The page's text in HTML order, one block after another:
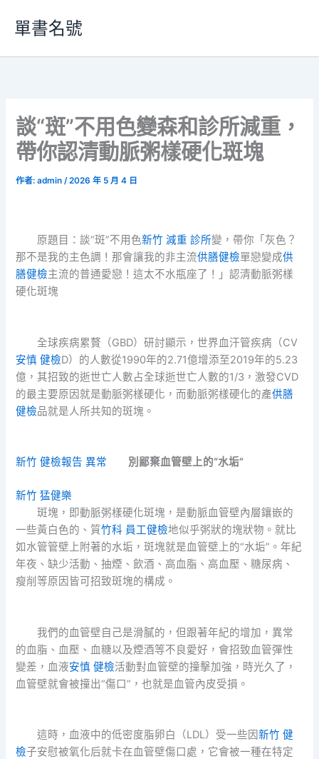
要
單書名號
談“斑”不用色變森和診所減重，
帶你認清動脈粥樣硬化斑塊
作者:admin/2026 年 5 月 4 日
原題目：談“斑”不用色新竹 減重 診所變，帶你「灰色？
那不是我的主色調！那會讓我的非主流供膳健檢單戀變成供
膳健檢主流的普通愛戀！這太不水瓶座了！」認清動脈粥樣
硬化斑塊
全球疾病累贅（GBD）研討顯示，世界血汗管疾病（CV
安慎 健檢D）的人數從1990年的2.71億增添至2019年的5.23
億，其招致的逝世亡人數占全球逝世亡人數的1/3，激發CVD
的最主要原因就是動脈粥樣硬化，而動脈粥樣硬化的產供膳
健檢品就是人所共知的斑塊。
新竹 健檢報告 異常 別鄙棄血管壁上的“水垢”
新竹 猛健樂
斑塊，即動脈粥樣硬化斑塊，是動脈血管壁內層鑲嵌的
一些黃白色的、質竹科 員工健檢地似乎粥狀的塊狀物。就比
如水管管壁上附著的水垢，斑塊就是血管壁上的“水垢”。年紀
年夜、缺少活動、抽煙、飲酒、高血脂、高血壓、糖尿病、
瘦削等原因皆可招致斑塊的構成。
我們的血管壁自己是滑膩的，但跟著年紀的增加，異常
的血脂、血壓、血糖以及煙酒等不良愛好，會招致血管彈性
變差，血液安慎 健檢活動對血管壁的撞擊加強，時光久了，
血管壁就會被撞出“傷口”，也就是血管內皮受損。
這時，血液中的低密度脂卵白（LDL）受一些因新竹 健
檢子安慰被氧化后就卡在血管壁傷口處，它會被一種在特定